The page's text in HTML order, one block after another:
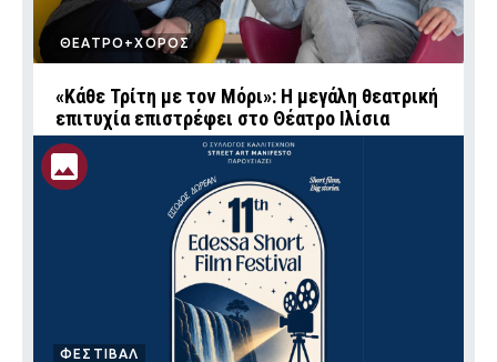
ΘΕΑΤΡΟ+ΧΟΡΟΣ
«Κάθε Τρίτη με τον Μόρι»: Η μεγάλη θεατρική
επιτυχία επιστρέφει στο Θέατρο Ιλίσια
ΦΕΣΤΙΒΑΛ